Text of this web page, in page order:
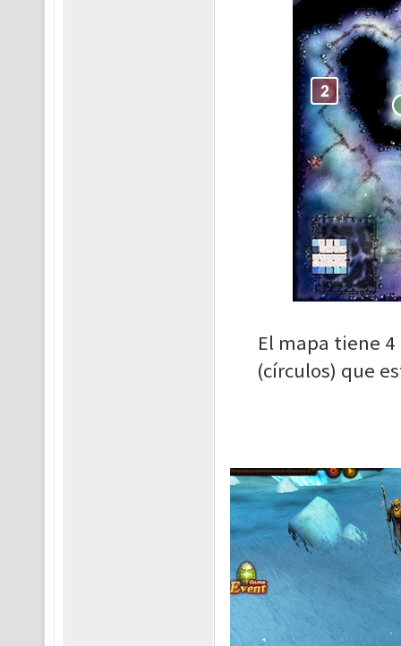
El mapa tiene 4
(círculos) que